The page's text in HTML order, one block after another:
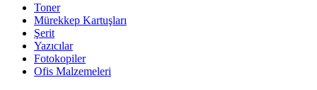
Toner
Mürekkep Kartuşları
Şerit
Yazıcılar
Fotokopiler
Ofis Malzemeleri